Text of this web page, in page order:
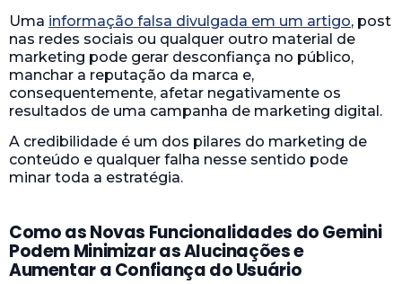
Uma informação falsa divulgada em um artigo, post
nas redes sociais ou qualquer outro material de
marketing pode gerar desconfiança no público,
manchar a reputação da marca e,
consequentemente, afetar negativamente os
resultados de uma campanha de marketing digital.
A credibilidade é um dos pilares do marketing de
conteúdo e qualquer falha nesse sentido pode
minar toda a estratégia.
Como as Novas Funcionalidades do Gemini
Podem Minimizar as Alucinações e
Aumentar a Confiança do Usuário